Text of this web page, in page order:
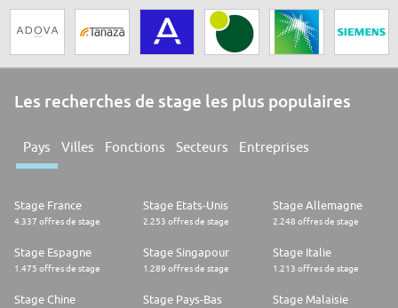
Les recherches de stage les plus populaires
Pays Villes Fonctions Secteurs Entreprises
Stage France
4.337 offres de stage
Stage Etats-Unis
2.253 offres de stage
Stage Allemagne
2.248 offres de stage
Stage Espagne
1.475 offres de stage
Stage Singapour
1.289 offres de stage
Stage Italie
1.213 offres de stage
Stage Chine Stage Pays-Bas Stage Malaisie